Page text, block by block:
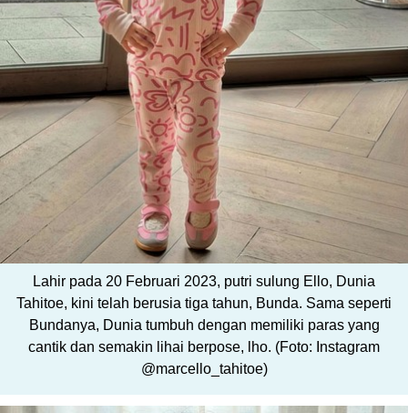
Lahir pada 20 Februari 2023, putri sulung Ello, Dunia
Tahitoe, kini telah berusia tiga tahun, Bunda. Sama seperti
Bundanya, Dunia tumbuh dengan memiliki paras yang
cantik dan semakin lihai berpose, lho. (Foto: Instagram
@marcello_tahitoe)